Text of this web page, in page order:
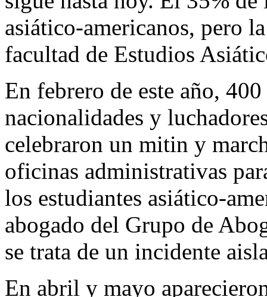
asiático-americanos, pero
facultad de Estudios
En febrero de este año,
nacionalidades y
celebraron un mitin y
oficinas administrativas
los estudiantes asiático-
abogado del Grupo de
se trata de un incidente
En abril y mayo